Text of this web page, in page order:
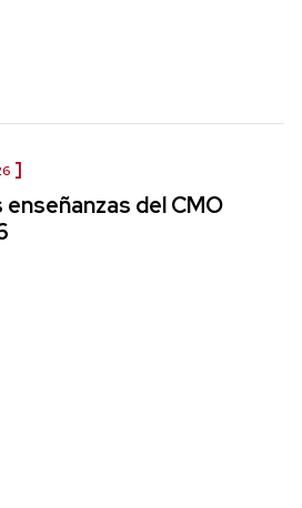
del CMO